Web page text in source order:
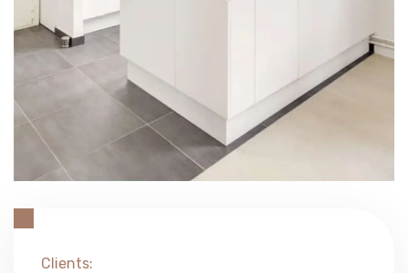
Clients: